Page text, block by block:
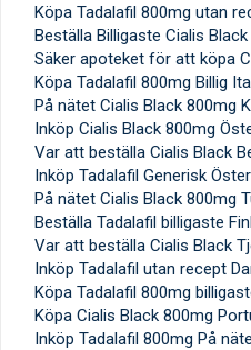
Köpa Tadalafil 800mg utan
Beställa Billigaste Cialis
Säker apoteket för att köpa
Köpa Tadalafil 800mg Billig
På nätet Cialis Black 800mg
Inköp Cialis Black 800mg
Var att beställa Cialis Black
Inköp Tadalafil Generisk
På nätet Cialis Black 800mg
Beställa Tadalafil billigaste
Var att beställa Cialis Black
Inköp Tadalafil utan recept
Köpa Tadalafil 800mg
Köpa Cialis Black 800mg
Inköp Tadalafil 800mg På